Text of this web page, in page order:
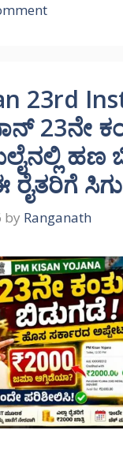
23rd
23ನೇ
ಹಣ
ರೈತರಿಗೆ
by Ranganath